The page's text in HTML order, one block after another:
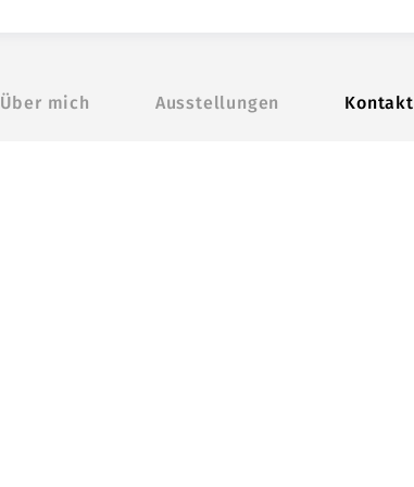
Über mich Ausstellungen Kontakt